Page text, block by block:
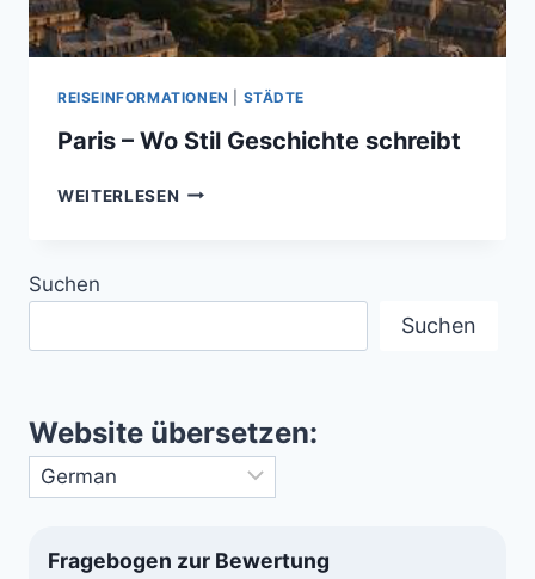
REISEINFORMATIONEN STÄDTE
Paris – Wo Stil Geschichte schreibt
WEITERLESEN PARIS
Suchen
Suchen
Website übersetzen:
Fragebogen zur Bewertung